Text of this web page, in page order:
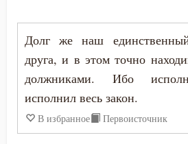
Брак
Вера
Воздаяние
Анастасий Синаит
Анатолий Оптинский
Антоний Великий
Антоний Оптинский (Путилов)
Долг же наш
друга, и в этом точно
должниками. Ибо
исполнил весь закон.
В избранное Первоисточник